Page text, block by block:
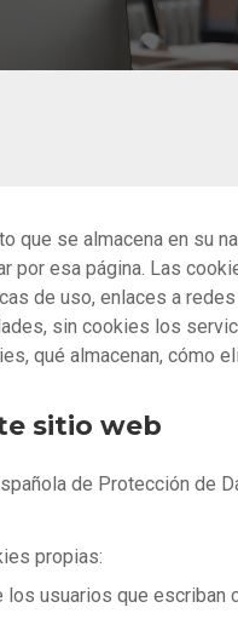
que se almacena en su
por esa página. Las
de uso, enlaces a
sin cookies los
qué almacenan, cómo
sitio web
de Protección de
propias:
usuarios que